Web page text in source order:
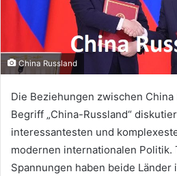
China Russland
Die Beziehungen zwischen
Begriff „China-Russland“
interessantesten und
modernen internationalen
Spannungen haben beide Länder